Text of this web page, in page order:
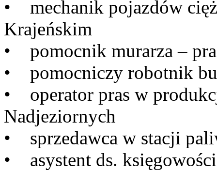
• mechanik pojazdów
Krajeńskim
• pomocnik murarza –
• pomocniczy robotnik
• operator pras w
Nadjeziornych
• sprzedawca w stacji
• asystent ds.